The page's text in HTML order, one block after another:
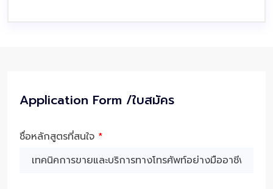
Application Form /ใบสมัคร
ชื่อหลักสูตรที่สนใจ *